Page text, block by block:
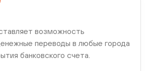
возможность
переводы в любые города
банковского счета.